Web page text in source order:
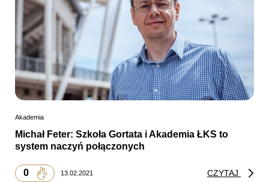
Akademia
Michał Feter: Szkoła Gortata i Akademia ŁKS to
system naczyń połączonych
0 13.02.2021 CZYTAJ